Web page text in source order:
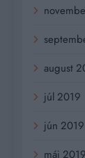
august
júl 2019
jún 2019
máj 2019